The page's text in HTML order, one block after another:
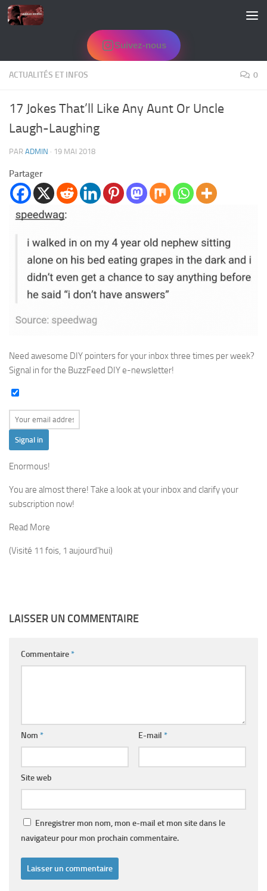
Skip to content
Suivez-nous
ACTUALITÉS ET INFOS 0
17 Jokes That’ll Like Any Aunt Or Uncle
Laugh-Laughing
PAR ADMIN · 19 MAI 2018
Partager
Need awesome DIY pointers for your inbox three times per week?
Signal in for the BuzzFeed DIY e-newsletter!
Signal in
Enormous!
You are almost there! Take a look at your inbox and clarify your
subscription now!
Read More
(Visité 11 fois, 1 aujourd'hui)
LAISSER UN COMMENTAIRE
Commentaire*
Nom * E-mail *
Site web
Enregistrer mon nom, mon e-mail et mon site dans le
navigateur pour mon prochain commentaire.